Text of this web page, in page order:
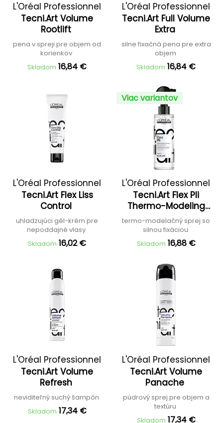
L'Oréal Professionnel
Tecni.Art Volume
Rootlift
pena v spreji pre objem od
korienkov
Skladom 16,84 €
L'Oréal Professionnel
Tecni.Art Full Volume
Extra
silne fixačná pena pre extra
objem
Skladom 16,84 €
L'Oréal Professionnel
Tecni.Art Flex Liss
Control
uhladzujúci gél-krém pre
nepoddajné vlasy
Skladom 16,02 €
Viac variantov
L'Oréal Professionnel
Tecni.Art Flex Pli
Thermo-Modeling
Spray
termo-modelačný sprej so
silnou fixáciou
Skladom 16,88 €
L'Oréal Professionnel
Tecni.Art Volume
Refresh
neviditeľný suchý šampón
Skladom 17,34 €
L'Oréal Professionnel
Tecni.Art Volume
Panache
púdrový sprej pre objem a
textúru
Skladom 17,34 €